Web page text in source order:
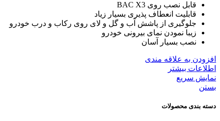
قابل نصب روی BAC X3
قابلیت انعطاف پذیری بسیار زیاد
جلوگیری از پاشش آب و گل و لای روی رکاب و درب خودرو
زیبا نمودن نمای بیرونی خودرو
نصب بسیار آسان
افزودن به علاقه مندی
اطلاعات بیشتر
نمایش سریع
بستن
دسته بندی محصولات